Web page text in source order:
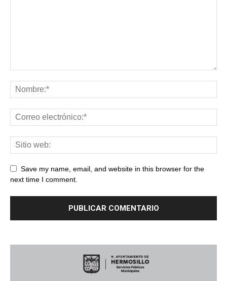
Save my name, email, and website in this browser for the
next time I comment.